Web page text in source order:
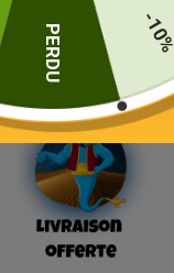
-10%
PERDU